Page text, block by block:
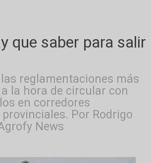
que saber para salir
reglamentaciones más
la hora de circular con
en corredores
Por Rodrigo
News